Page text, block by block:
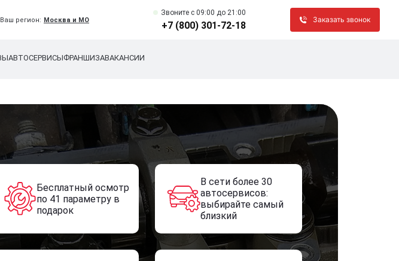
Ваш регион: Москва и МО
Звоните c 09:00 до 21:00
+7 (800) 301-72-18
Заказать звонок
АВТОСЕРВИСЫФРАНШИЗАВАКАНСИИ
Бесплатный осмотр
по 41 параметру в
подарок
В сети более 30
автосервисов:
выбирайте самый
близкий